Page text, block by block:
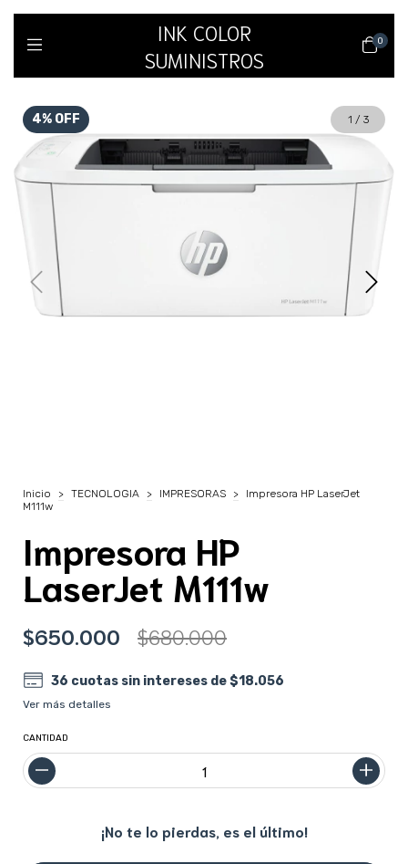
INK COLOR
SUMINISTROS
0
4% OFF 1 / 3
Inicio > TECNOLOGIA > IMPRESORAS >
Impresora HP LaserJet
M111w
Impresora HP
LaserJet M111w
$650.000 $680.000
36 cuotas sin intereses de$18.056
Ver más detalles
CANTIDAD
¡No te lo pierdas, es el último!